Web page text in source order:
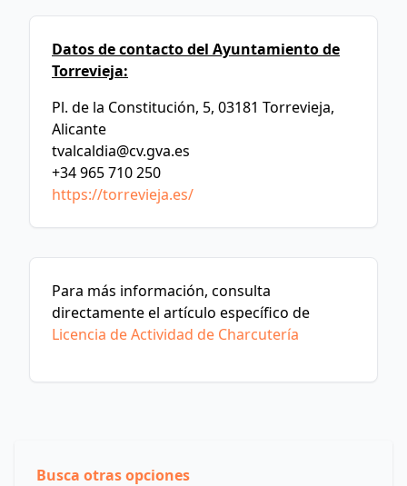
Datos de contacto del Ayuntamiento de
Torrevieja:
Pl. de la Constitución, 5, 03181 Torrevieja,
Alicante
tvalcaldia@cv.gva.es
+34 965 710 250
https://torrevieja.es/
Para más información, consulta
directamente el artículo específico de
Licencia de Actividad de Charcutería
Busca otras opciones